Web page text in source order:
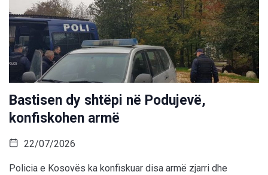
Bastisen dy shtëpi në Podujevë,
konfiskohen armë
22/07/2026
Policia e Kosovës ka konfiskuar disa armë zjarri dhe